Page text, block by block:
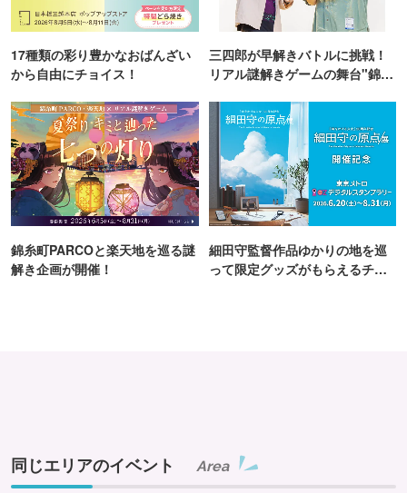
17種類の彩り豊かなおばんざい
から自由にチョイス！
三四郎が早解きバトルに挑戦！
リアル謎解きゲームの舞台"錦糸
錦糸町PARCOと楽天地を巡る謎
解き企画が開催！
細田守監督作品ゆかりの地を巡
って限定グッズがもらえるチャ
同じエリアのイベント Area